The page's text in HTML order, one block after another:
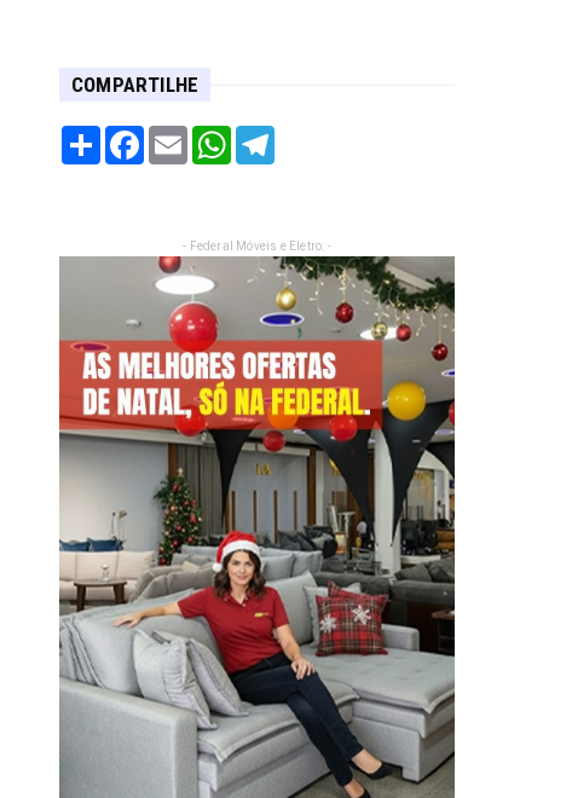
COMPARTILHE
Share Facebook
Email WhatsApp
- Federal Móveis e Eletro: -